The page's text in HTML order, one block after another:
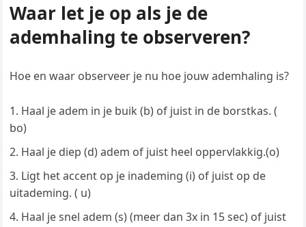
Waar let je op als je de
ademhaling te observeren?
Hoe en waar observeer je nu hoe jouw ademhaling is?
Haal je adem in je buik (b) of juist in de borstkas. (
bo)
Haal je diep (d) adem of juist heel oppervlakkig.(o)
Ligt het accent op je inademing (i) of juist op de
uitademing. ( u)
Haal je snel adem (s) (meer dan 3x in 15 sec) of juist